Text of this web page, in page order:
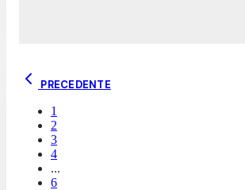
PRECEDENTE
1
2
3
4
...
6